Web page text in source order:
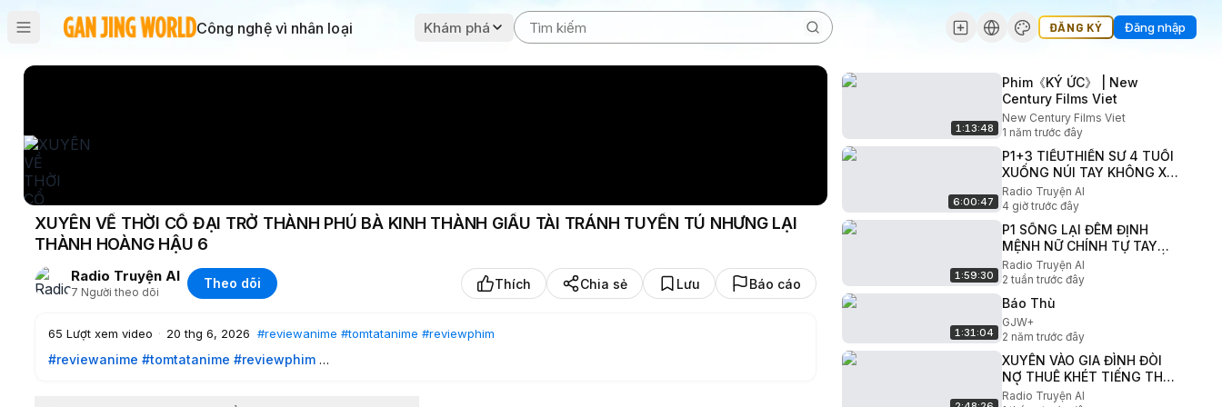
Công nghệ vì nhân loại Khám phá ĐĂNG KÝ Đăng nhập
XUYÊN VỀ THỜI CỔ ĐẠI TRỞ THÀNH PHÚ BÀ KINH THÀNH GIẤU TÀI TRÁNH TUYỂN TÚ NHƯNG LẠI
THÀNH HOÀNG HẬU 6
Radio Truyện AI
7 Người theo dõi
Theo dõi Thích Chia sẻ Lưu Báo cáo
65 Lượt xem video · 20 thg 6, 2026 #reviewanime #tomtatanime #reviewphim
#reviewanime #tomtatanime #reviewphim
1:13:48
Phim《KÝ ỨC》 | New
Century Films Viet
New Century Films Viet
1 năm trước đây
6:00:47
P1+3 TIỂUTHIỀN SƯ 4 TUỔI
XUỐNG NÚI TAY KHÔNG XE
NÁT VÒNG TAY TRĂM
TRIỆU BÓC TRẦN SỰ THẬT
VỀ TIỂU TAM
Radio Truyện AI
4 giờ trước đây
1:59:30
P1 SỐNG LẠI ĐÊM ĐỊNH
MỆNH NỮ CHÍNH TỰ TAY
HỦY DIỆT TRA NAM BÙ ĐẮP
CHO NAM CHÍNH KHỔ
MỆNH
Radio Truyện AI
2 tuần trước đây
1:31:04
Báo Thù
GJW+
2 năm trước đây
XUYÊN VÀO GIA ĐÌNH ĐÒI
NỢ THUÊ KHÉT TIẾNG THỜI
CỔ ĐẠI CÔ GÁI BỊ ÉP GẢ
Radio Truyện AI